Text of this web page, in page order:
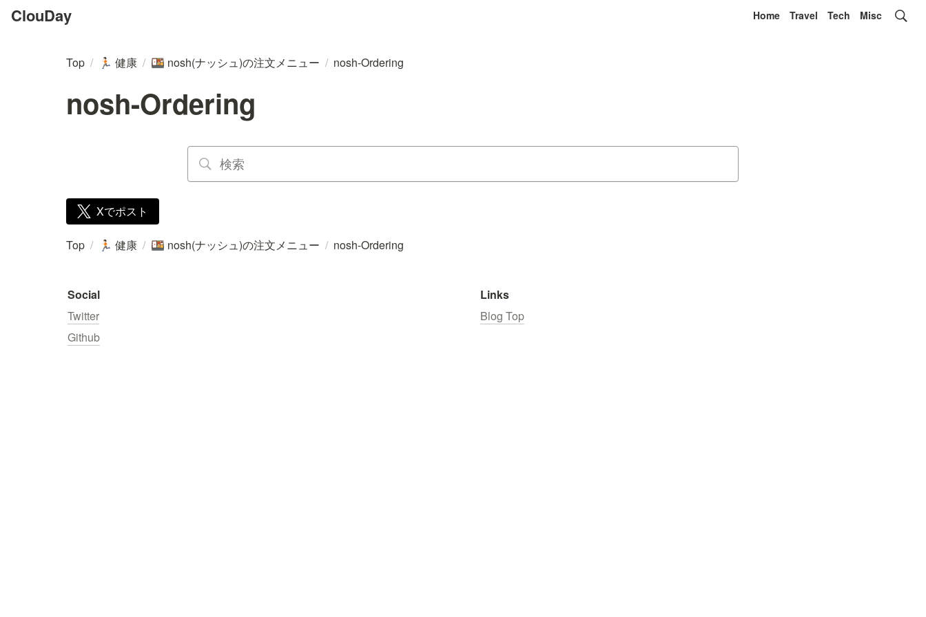
ClouDay Home Travel Tech Misc
Top / 🏃🏻 健康 / 🍱 nosh(ナッシュ)の注文メニュー / nosh-Ordering
nosh-Ordering
Xでポスト
Top / 🏃🏻 健康 / 🍱 nosh(ナッシュ)の注文メニュー / nosh-Ordering
Social
Twitter
Github
Links
Blog Top